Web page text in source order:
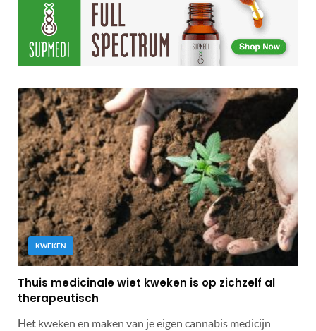
KWEKEN
Thuis medicinale wiet kweken is op zichzelf al
therapeutisch
Het kweken en maken van je eigen cannabis medicijn